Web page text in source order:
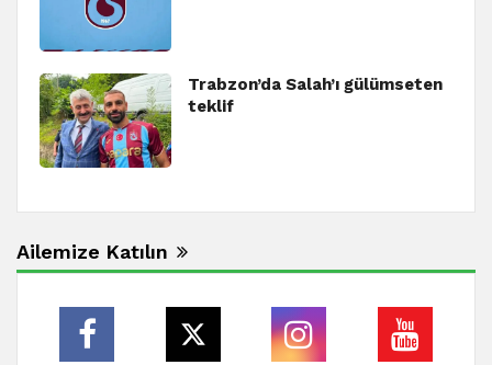
Trabzon’da Salah’ı gülümseten
teklif
Ailemize Katılın